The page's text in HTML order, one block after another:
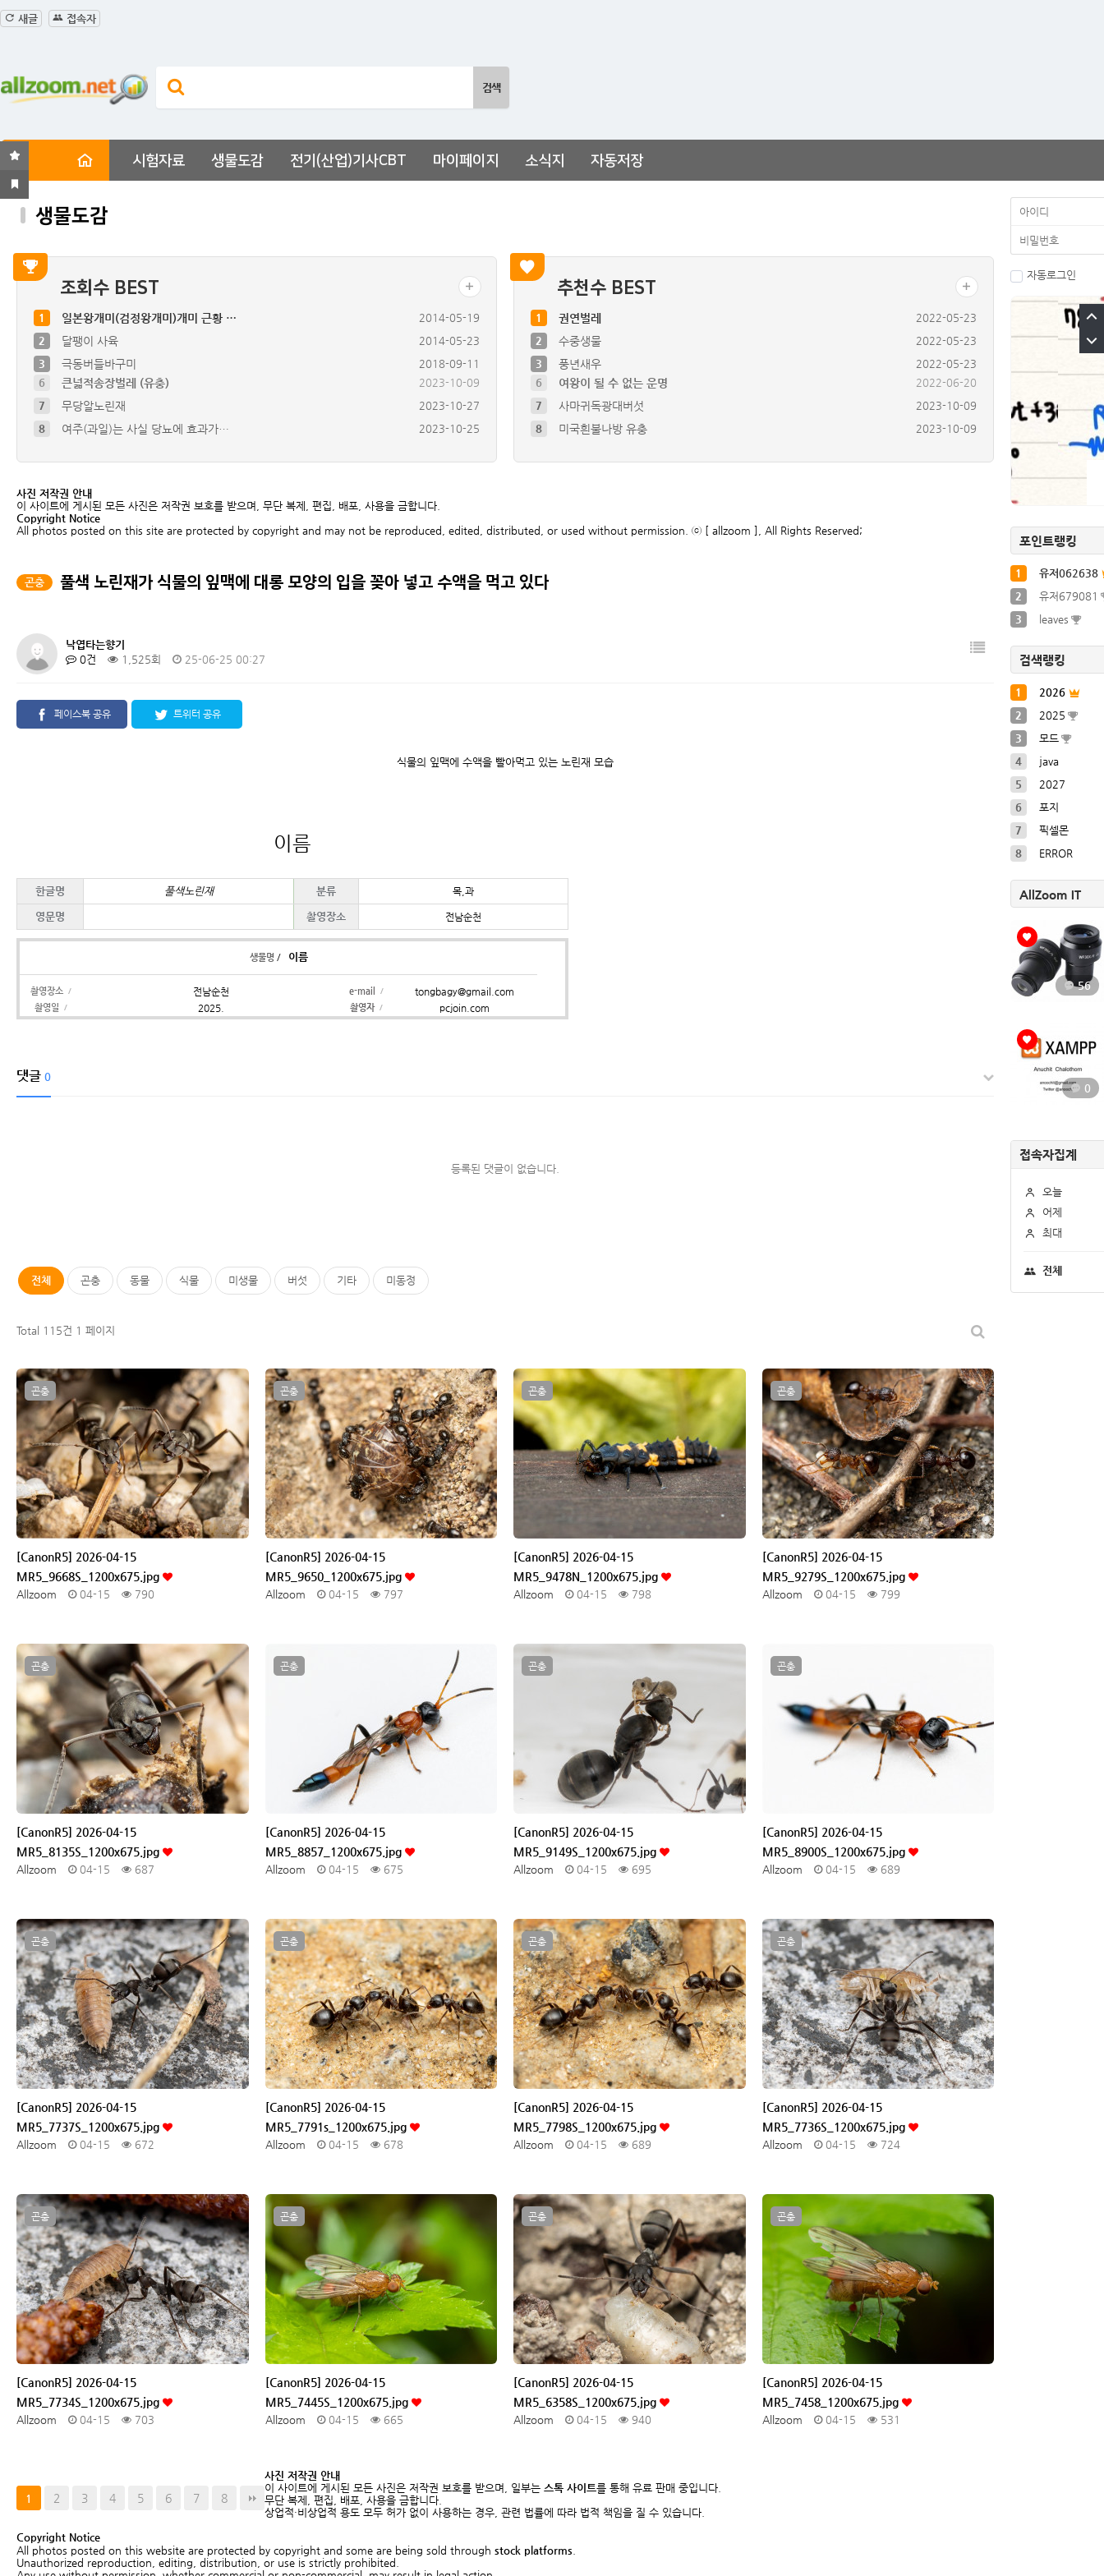
새글 접속자
시험자료 생물도감 전기(산업)기사CBT 마이페이지 소식지 자동저장
생물도감
조회수 BEST
7 무당알노린재
2023-10-27
8
여주(과일)는 사실 당뇨에 효과가…
2023-10-25
9
배저녁나방 유충
2023-10-09
5
참긴더듬이잎벌레
2023-10-11
6
큰넓적송장벌레 (유충) 2023-10-09
1 일본왕개미(검정왕개미)개미 근황 …
2014-05-19
2
달팽이 사육
2014-05-23
3
극동버들바구미 2018-09-11
추천수 BEST
7 사마귀독광대버섯
2023-10-09
8
미국흰불나방 유충
2023-10-09
9
풀색노린재약충 ( Nezara a…
2023-10-09
6
여왕이 될 수 없는 운명
1 권연벌레
2022-05-23
2
수중생물
2022-05-23
3
풍년새우 2022-05-23
사진 저작권 안내
이 사이트에 게시된 모든 사진은 저작권 보호를 받으며, 무단 복제, 편집, 배포, 사용을 금합니다.
Copyright Notice
All photos posted on this site are protected by copyright and may not be reproduced, edited, distributed, or used without permission. ⓒ [ allzoom ], All Rights Reserved;
곤충 풀색 노린재가 식물의 잎맥에 대롱 모양의 입을 꽂아 넣고 수액을 먹고 있다
낙엽타는향기
0건
1,525회 25-06-25 00:27
페이스북 공유 트위터 공유
식물의 잎맥에 수액을 빨아먹고 있는 노린재 모습
이름
한글명 풀색노린재 분류 목,과
영문명 촬영장소 전남순천
생물명 / 이름
촬영장소 / 전남순천 e-mail / tongbagy@gmail.com
촬영일 / 2025. 촬영자 / pcjoin.com
댓글 0
등록된 댓글이 없습니다.
전체 곤충 동물 식물 미생물 버섯 기타 미동정
Total 115건 1 페이지
곤충
[CanonR5] 2026-04-15
MR5_9668S_1200x675.jpg
Allzoom 04-15 790
곤충
[CanonR5] 2026-04-15
MR5_9650_1200x675.jpg
Allzoom 04-15 797
곤충
[CanonR5] 2026-04-15
MR5_9478N_1200x675.jpg
Allzoom 04-15 798
곤충
[CanonR5] 2026-04-15
MR5_9279S_1200x675.jpg
Allzoom 04-15 799
곤충
[CanonR5] 2026-04-15
MR5_8135S_1200x675.jpg
Allzoom 04-15 687
곤충
[CanonR5] 2026-04-15
MR5_8857_1200x675.jpg
Allzoom 04-15 675
곤충
[CanonR5] 2026-04-15
MR5_9149S_1200x675.jpg
Allzoom 04-15 695
곤충
[CanonR5] 2026-04-15
MR5_8900S_1200x675.jpg
Allzoom 04-15 689
곤충
[CanonR5] 2026-04-15
MR5_7737S_1200x675.jpg
Allzoom 04-15 672
곤충
[CanonR5] 2026-04-15
MR5_7791s_1200x675.jpg
Allzoom 04-15 678
곤충
[CanonR5] 2026-04-15
MR5_7798S_1200x675.jpg
Allzoom 04-15 689
곤충
[CanonR5] 2026-04-15
MR5_7736S_1200x675.jpg
Allzoom 04-15 724
곤충
[CanonR5] 2026-04-15
MR5_7734S_1200x675.jpg
Allzoom 04-15 703
곤충
[CanonR5] 2026-04-15
MR5_7445S_1200x675.jpg
Allzoom 04-15 665
곤충
[CanonR5] 2026-04-15
MR5_6358S_1200x675.jpg
Allzoom 04-15 940
곤충
[CanonR5] 2026-04-15
MR5_7458_1200x675.jpg
Allzoom 04-15 531
1 2 3 4 5 6 7 8
사진 저작권 안내
이 사이트에 게시된 모든 사진은 저작권 보호를 받으며, 일부는 스톡 사이트를 통해 유료 판매 중입니다.
무단 복제, 편집, 배포, 사용을 금합니다.
상업적·비상업적 용도 모두 허가 없이 사용하는 경우, 관련 법률에 따라 법적 책임을 질 수 있습니다.
Copyright Notice
All photos posted on this website are protected by copyright and some are being sold through stock platforms
Unauthorized reproduction, editing, distribution, or use is strictly prohibited.
자동로그인
포인트랭킹
1
유저062638
2
유저679081
3
leaves
검색랭킹
1
2026
2
2025
3
모드
4
java
5
2027
6
포지
7
픽셀몬
8
ERROR
AllZoom IT
56
0
접속자집계
오늘
어제
최대
전체